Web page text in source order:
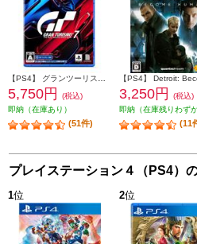
5,750円
(税込)
即納（在庫あり）
(51件)
3,250円
(税込)
即納（在庫残りわずか
(11
プレイステーション４（PS4）
1位 2位